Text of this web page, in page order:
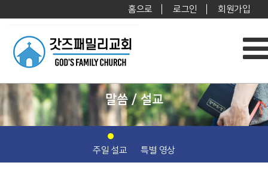
홈으로 로그인 회원가입
말씀 / 설교
주일 설교 특별 영상